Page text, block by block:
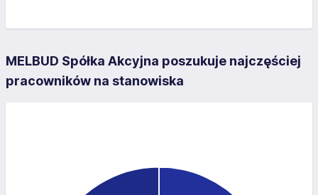
MELBUD Spółka Akcyjna poszukuje najczęściej
pracowników na stanowiska